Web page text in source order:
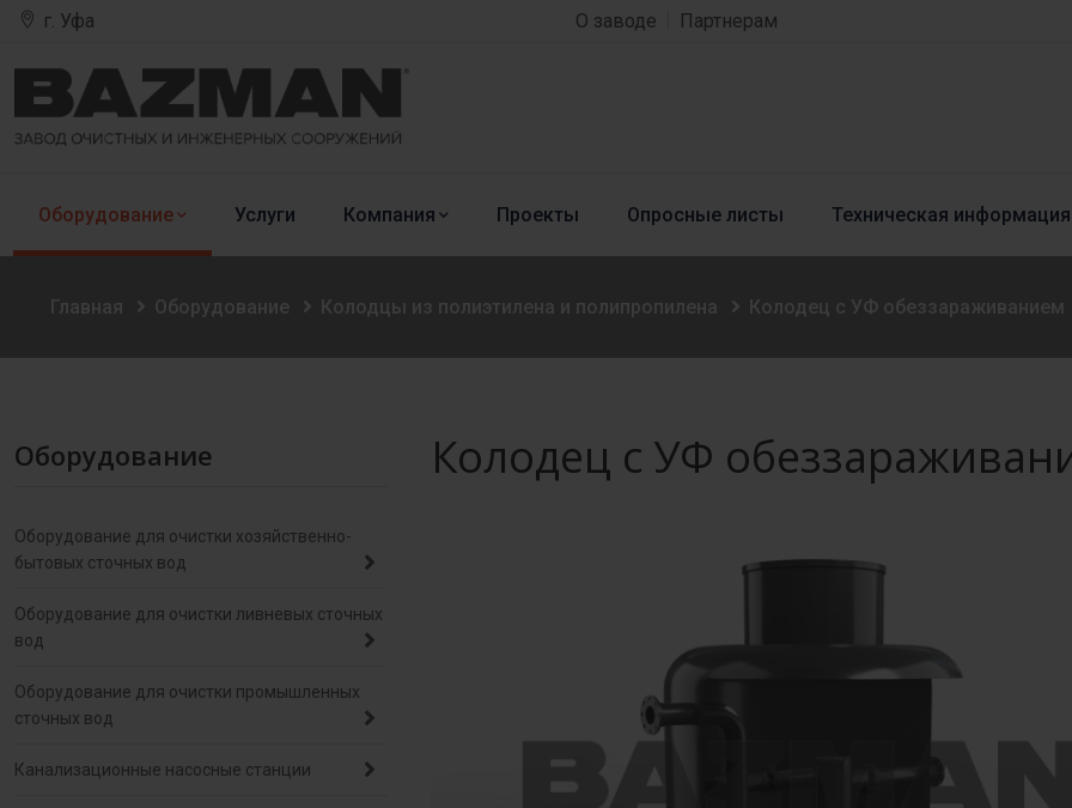
г. Уфа О заводе Партнерам
Оборудование Услуги Компания Проекты Опросные листы Техническая информация
Главная Оборудование Колодцы из полиэтилена и полипропилена Колодец с УФ обеззараживанием
Оборудование
Оборудование для очистки хозяйственно-
бытовых сточных вод
Оборудование для очистки ливневых сточных
вод
Оборудование для очистки промышленных
сточных вод
Канализационные насосные станции
Колодец с УФ